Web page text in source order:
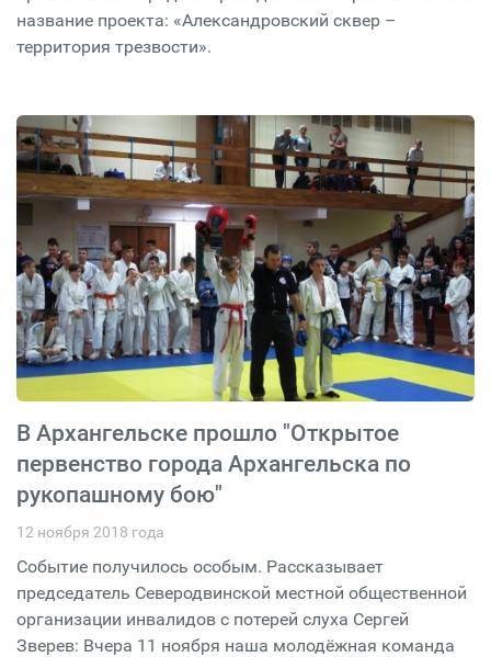
название проекта: «Александровский сквер –
территория трезвости».
В Архангельске прошло "Открытое
первенство города Архангельска по
рукопашному бою"
12 ноября 2018 года
Событие получилось особым. Рассказывает
председатель Северодвинской местной общественной
организации инвалидов с потерей слуха Сергей
Зверев: Вчера 11 ноября наша молодёжная команда